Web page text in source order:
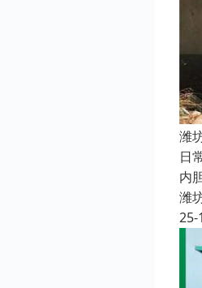
潍
日
内
潍
25-